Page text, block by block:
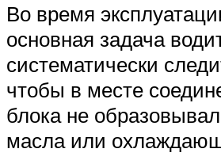
Во время
основная задача
систематически
чтобы в месте
блока не
масла или